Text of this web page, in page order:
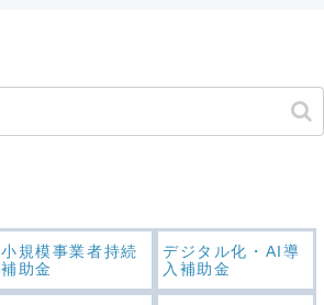
小規模事業者持続
補助金
デジタル化・AI導
入補助金